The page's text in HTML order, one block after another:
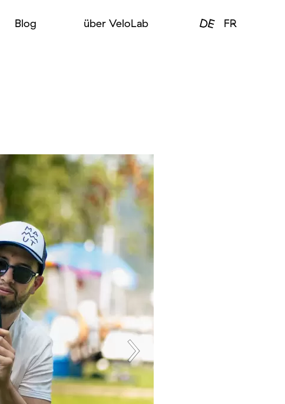
DE FR
Blog über VeloLab